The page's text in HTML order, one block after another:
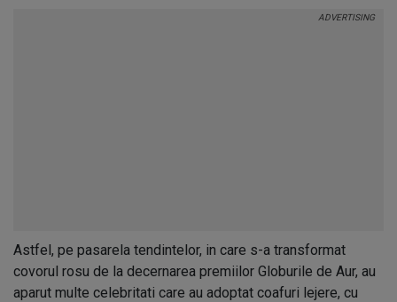
Astfel, pe pasarela tendintelor, in care s-a transformat
covorul rosu de la decernarea premiilor Globurile de Aur, au
aparut multe celebritati care au adoptat coafuri lejere, cu